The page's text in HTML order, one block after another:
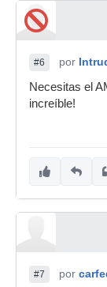
#6 por
Necesitas el
increíble!
#7 por